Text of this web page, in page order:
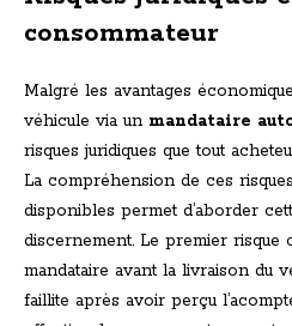
consommateur
Malgré les avantages
véhicule via un mandataire
risques juridiques que tout
La compréhension de ces
disponibles permet d’aborder
discernement. Le premier risque
mandataire avant la livraison du
faillite après avoir perçu